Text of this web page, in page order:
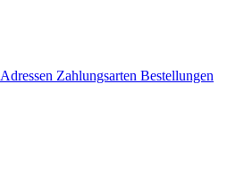
Adressen Zahlungsarten Bestellungen